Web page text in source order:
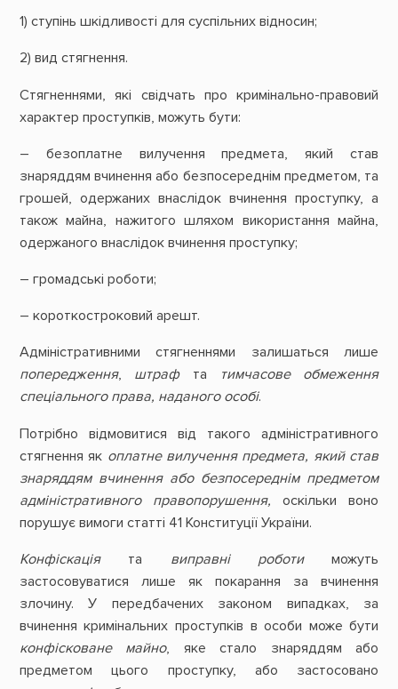
1) ступінь шкідливості для суспільних відносин;
2) вид стягнення.
Стягненнями, які свідчать про кримінально-правовий
характер проступків, можуть бути:
– безоплатне вилучення предмета, який став
знаряддям вчинення або безпосереднім предметом, та
грошей, одержаних внаслідок вчинення проступку, а
також майна, нажитого шляхом використання майна,
одержаного внаслідок вчинення проступку;
– громадські роботи;
– короткостроковий арешт.
Адміністративними стягненнями залишаться лише
попередження, штраф та
тимчасове обмеження
спеціального права, наданого особі.
Потрібно відмовитися від такого адміністративного
стягнення як оплатне вилучення предмета, який став
знаряддям вчинення або безпосереднім предметом
адміністративного правопорушення,оскільки воно
порушує вимоги статті 41 Конституції України.
Конфіскаціята виправні роботиможуть
застосовуватися лише як покарання за вчинення
злочину. У передбачених законом випадках, за
вчинення кримінальних проступків в особи може бути
конфісковане майно, яке стало знаряддям або
предметом цього проступку, або застосовано